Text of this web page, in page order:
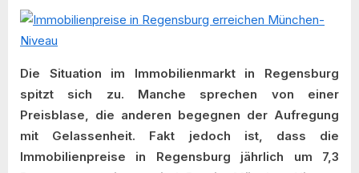
Die Situation im Immobilienmarkt in Regensburg
spitzt sich zu. Manche sprechen von einer
Preisblase, die anderen begegnen der Aufregung
mit Gelassenheit. Fakt jedoch ist, dass die
Immobilienpreise in Regensburg jährlich um 7,3